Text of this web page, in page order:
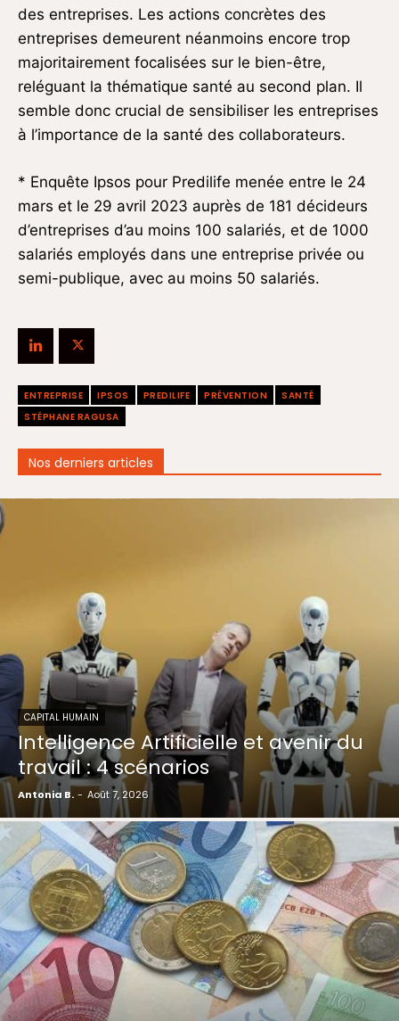
des entreprises. Les actions concrètes des
entreprises demeurent néanmoins encore trop
majoritairement focalisées sur le bien-être,
reléguant la thématique santé au second plan. Il
semble donc crucial de sensibiliser les entreprises
à l’importance de la santé des collaborateurs.
* Enquête Ipsos pour Predilife menée entre le 24
mars et le 29 avril 2023 auprès de 181 décideurs
d’entreprises d’au moins 100 salariés, et de 1000
salariés employés dans une entreprise privée ou
semi-publique, avec au moins 50 salariés.
ENTREPRISE IPSOS PREDILIFE PRÉVENTION
SANTÉ
STÉPHANE RAGUSA
Nos derniers articles
CAPITAL HUMAIN
Intelligence Artificielle et avenir du
travail : 4 scénarios
Antonia B. - Août 7, 2026